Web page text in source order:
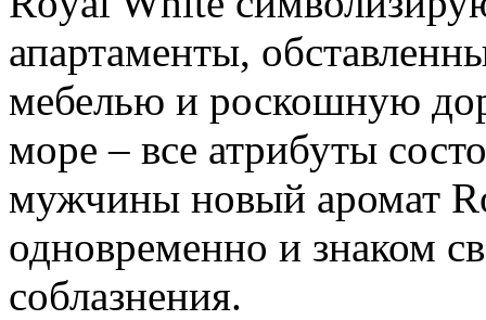
апартаменты,
мебелью и роскошную
море – все атрибуты
мужчины новый аромат
одновременно и знаком
соблазнения.